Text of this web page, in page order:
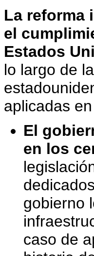
La reforma
el
Estados
lo largo de
aplicadas
El
en los
gobierno
caso de